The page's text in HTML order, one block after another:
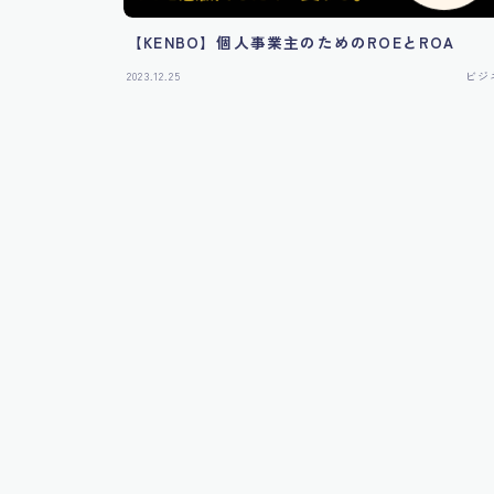
【KENBO】個人事業主のためのROEとROA
2023.12.25 ビジ